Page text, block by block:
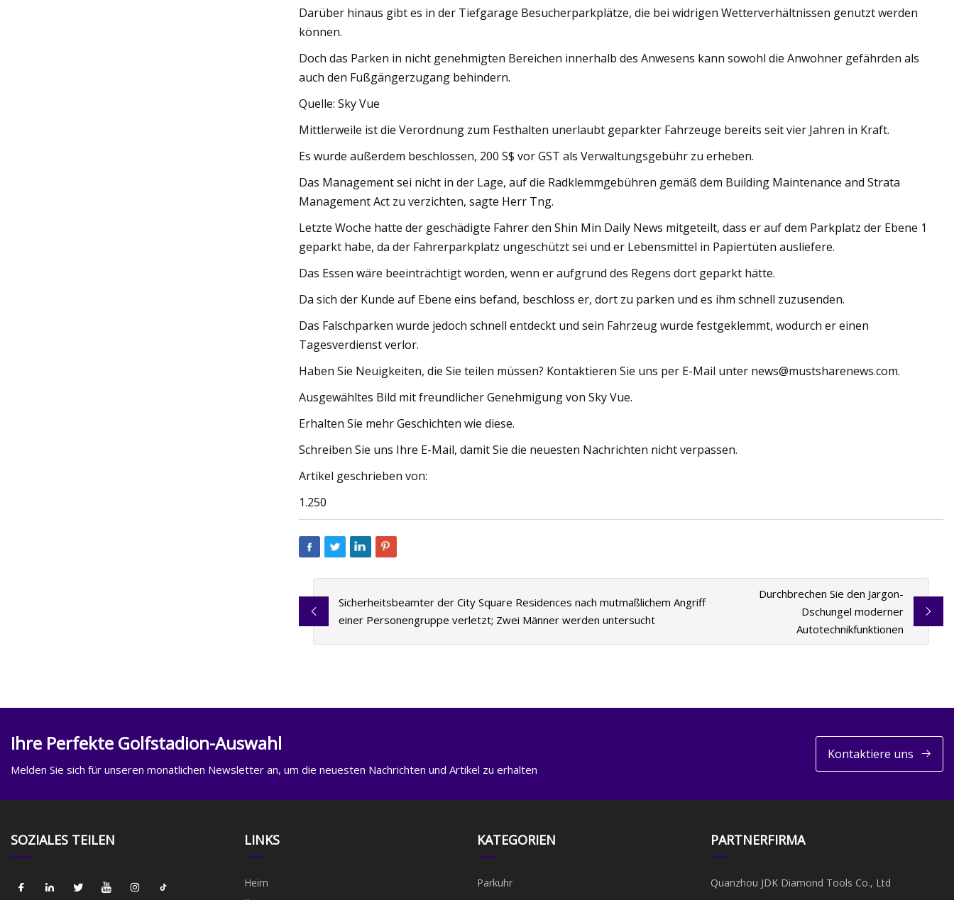
Darüber hinaus gibt es in der Tiefgarage Besucherparkplätze, die bei widrigen Wetterverhältnissen genutzt werden
können.
Doch das Parken in nicht genehmigten Bereichen innerhalb des Anwesens kann sowohl die Anwohner gefährden als
auch den Fußgängerzugang behindern.
Quelle: Sky Vue
Mittlerweile ist die Verordnung zum Festhalten unerlaubt geparkter Fahrzeuge bereits seit vier Jahren in Kraft.
Es wurde außerdem beschlossen, 200 S$ vor GST als Verwaltungsgebühr zu erheben.
Das Management sei nicht in der Lage, auf die Radklemmgebühren gemäß dem Building Maintenance and Strata
Management Act zu verzichten, sagte Herr Tng.
Letzte Woche hatte der geschädigte Fahrer den Shin Min Daily News mitgeteilt, dass er auf dem Parkplatz der Ebene 1
geparkt habe, da der Fahrerparkplatz ungeschützt sei und er Lebensmittel in Papiertüten ausliefere.
Das Essen wäre beeinträchtigt worden, wenn er aufgrund des Regens dort geparkt hätte.
Da sich der Kunde auf Ebene eins befand, beschloss er, dort zu parken und es ihm schnell zuzusenden.
Das Falschparken wurde jedoch schnell entdeckt und sein Fahrzeug wurde festgeklemmt, wodurch er einen
Tagesverdienst verlor.
Haben Sie Neuigkeiten, die Sie teilen müssen? Kontaktieren Sie uns per E-Mail unter news@mustsharenews.com.
Ausgewähltes Bild mit freundlicher Genehmigung von Sky Vue.
Erhalten Sie mehr Geschichten wie diese.
Schreiben Sie uns Ihre E-Mail, damit Sie die neuesten Nachrichten nicht verpassen.
Artikel geschrieben von:
1.250
Sicherheitsbeamter der City Square Residences nach mutmaßlichem Angriff
einer Personengruppe verletzt; Zwei Männer werden untersucht
Durchbrechen Sie den Jargon-
Dschungel moderner
Autotechnikfunktionen
Ihre Perfekte Golfstadion-Auswahl
Melden Sie sich für unseren monatlichen Newsletter an, um die neuesten Nachrichten und Artikel zu erhalten
Kontaktiere uns
SOZIALES TEILEN LINKS
Heim
KATEGORIEN
Parkuhr
PARTNERFIRMA
Quanzhou JDK Diamond Tools Co., Ltd